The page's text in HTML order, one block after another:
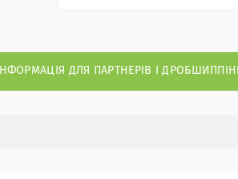
ІНФОРМАЦІЯ ДЛЯ ПАРТНЕРІВ І ДРОБШИППІНГ